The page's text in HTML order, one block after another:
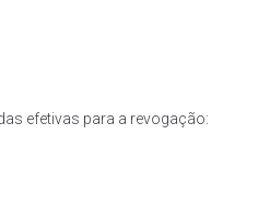
efetivas para a revogação: